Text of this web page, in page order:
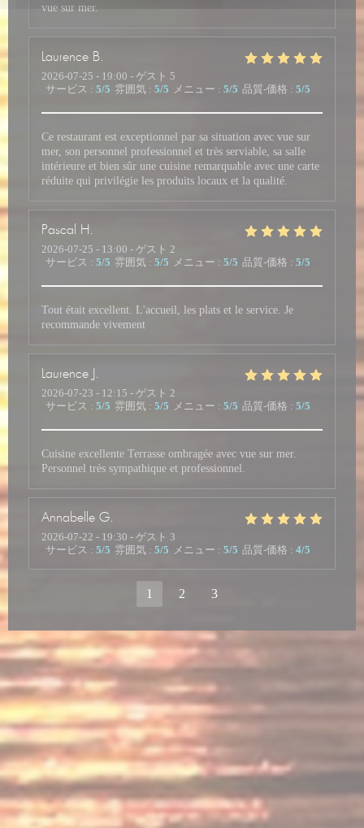
vue sur mer.
Laurence B
2026-07-25 - 19:00 - ゲスト 5
サービス : 5/5 雰囲気 : 5/5 メニュー : 5/5 品質-価格 : 5/5
Ce restaurant est exceptionnel par sa situation avec vue sur
mer, son personnel professionnel et très serviable, sa salle
intérieure et bien sûr une cuisine remarquable avec une carte
réduite qui privilégie les produits locaux et la qualité.
Pascal H
2026-07-25 - 13:00 - ゲスト 2
サービス : 5/5 雰囲気 : 5/5 メニュー : 5/5 品質-価格 : 5/5
Tout était excellent. L'accueil, les plats et le service. Je
recommande vivement
Laurence
2026-07-23 - 12:15 - ゲスト 2
サービス : 5/5 雰囲気 : 5/5 メニュー : 5/5 品質-価格 : 5/5
Cuisine excellente Terrasse ombragée avec vue sur mer.
Personnel très sympathique et professionnel.
Annabelle G
2026-07-22 - 19:30 - ゲスト 3
サービス : 5/5 雰囲気 : 5/5 メニュー : 5/5 品質-価格 : 4/5
1 2 3